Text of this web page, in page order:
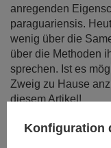
anregenden
paraguariensis.
wenig über die
über die Methoden
sprechen. Ist es
Zweig zu Hause
diesem Artikel!
Weiterlesen
Konfiguration